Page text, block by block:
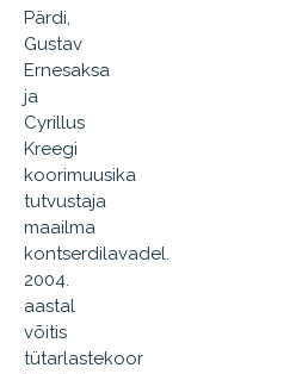
Pärdi,
Gustav
Ernesaksa
ja
Cyrillus
Kreegi
koorimuusika
tutvustaja
maailma
kontserdilavadel.
2004.
aastal
võitis
tütarlastekoor